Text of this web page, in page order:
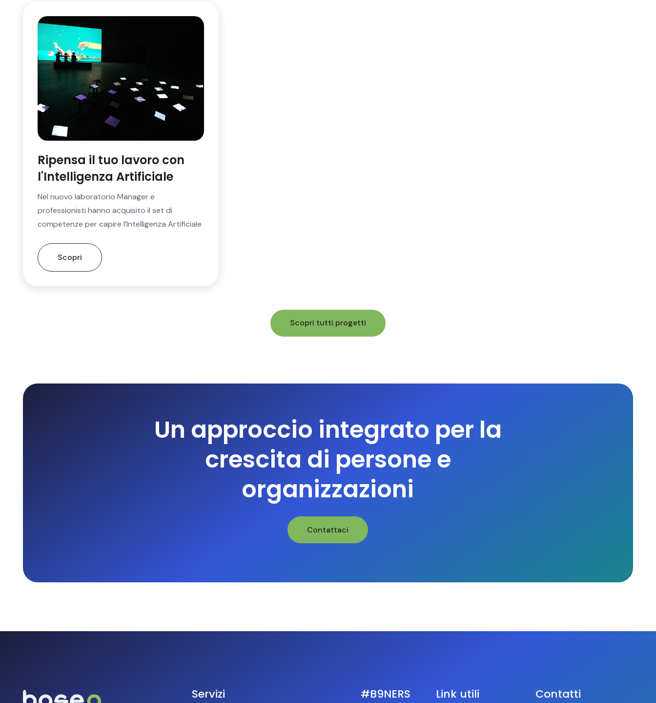
Ripensa il tuo lavoro con
l'Intelligenza Artificiale
Nel nuovo laboratorio Manager e
professionisti hanno acquisito il set di
competenze per capire l’Intelligenza Artificiale
Scopri
Scopri tutti progetti
Un approccio integrato per la
crescita di persone e
organizzazioni
Contattaci
Servizi #B9NERS Link utili Contatti